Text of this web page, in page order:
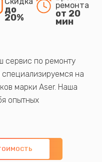
до
20%
ремонта
от 20
мин
сервис по ремонту
на
марки Aser. Наша
опытных
знаниями и
ремонт с
компонентов, а